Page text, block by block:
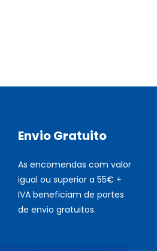
Envio Gratuito
As encomendas com valor
igual ou superior a 55€ +
IVA beneficiam de portes
de envio gratuitos.